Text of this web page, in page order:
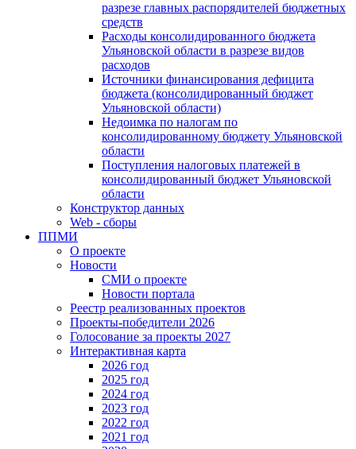
разрезе главных распорядителей бюджетных
средств
Расходы консолидированного бюджета
Ульяновской области в разрезе видов
расходов
Источники финансирования дефицита
бюджета (консолидированный бюджет
Ульяновской области)
Недоимка по налогам по
консолидированному бюджету Ульяновской
области
Поступления налоговых платежей в
консолидированный бюджет Ульяновской
области
Конструктор данных
Web - сборы
ППМИ
О проекте
Новости
СМИ о проекте
Новости портала
Реестр реализованных проектов
Проекты-победители 2026
Голосование за проекты 2027
Интерактивная карта
2026 год
2025 год
2024 год
2023 год
2022 год
2021 год